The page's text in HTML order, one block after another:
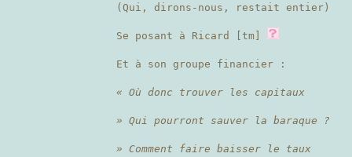
(Qui, dirons-nous, restait entier)
Se posant à Ricard [tm]
Et à son groupe financier :
« Où donc trouver les capitaux
» Qui pourront sauver la baraque ?
» Comment faire baisser le taux